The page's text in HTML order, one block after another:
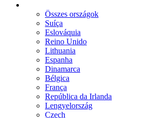
Összes országok
Suíça
Eslováquia
Reino Unido
Lithuania
Espanha
Dinamarca
Bélgica
França
República da Irlanda
Lengyelország
Czech